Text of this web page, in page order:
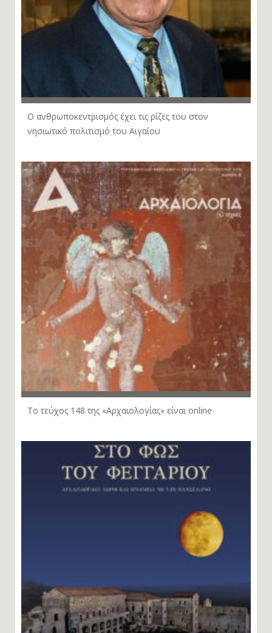
Ο ανθρωποκεντρισμός έχει τις ρίζες του στον
νησιωτικό πολιτισμό του Αιγαίου
Το τεύχος 148 της «Αρχαιολογίας» είναι online